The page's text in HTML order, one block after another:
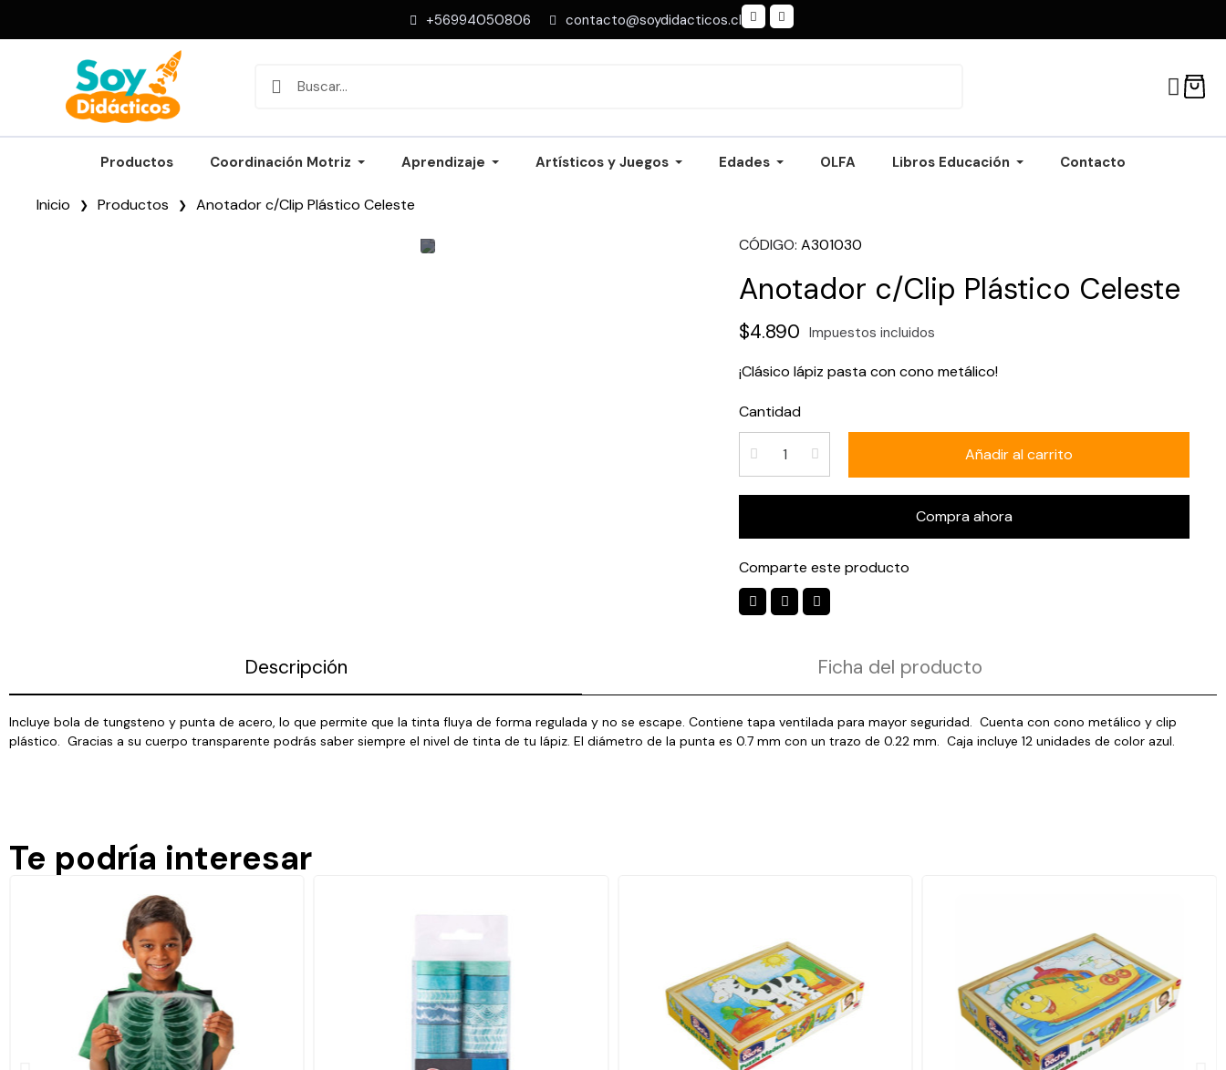
+56994050806 contacto@soydidacticos.cl
Productos Coordinación Motriz Aprendizaje Artísticos y Juegos Edades OLFA Libros Educación Contacto
Inicio Productos Anotador c/Clip Plástico Celeste
CÓDIGO A301030
Anotador c/Clip Plástico Celeste
$4.890 Impuestos incluidos
¡Clásico lápiz pasta con cono metálico!
Cantidad
Añadir al carrito
Compra ahora
Comparte este producto
Descripción Ficha del producto
Incluye bola de tungsteno y punta de acero, lo que permite que la tinta fluya de forma regulada y no se escape. Contiene tapa ventilada para mayor seguridad. Cuenta con cono metálico y clip
plástico. Gracias a su cuerpo transparente podrás saber siempre el nivel de tinta de tu lápiz. El diámetro de la punta es 0.7 mm con un trazo de 0.22 mm. Caja incluye 12 unidades de color azul.
Te podría interesar